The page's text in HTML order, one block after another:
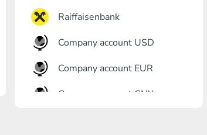
Raiffaisenbank
Company account USD
Company account EUR
Company account CNY